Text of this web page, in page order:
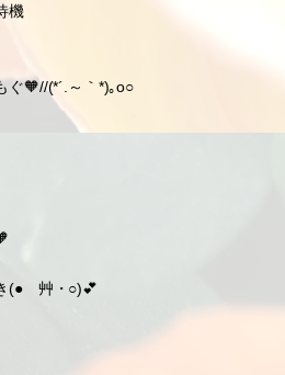
機
ぐ🧡//(*´.～｀*)｡o○
(●ゝ艸・○)💕